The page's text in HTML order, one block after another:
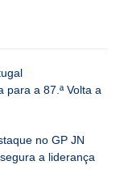
para a 87.ª Volta a
no GP JN
a liderança